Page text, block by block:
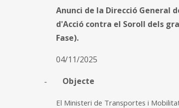
Anunci de la Direcció General
d'Acció contra el Soroll dels
Fase).
04/11/2025
- Objecte
El Ministeri de Transportes i